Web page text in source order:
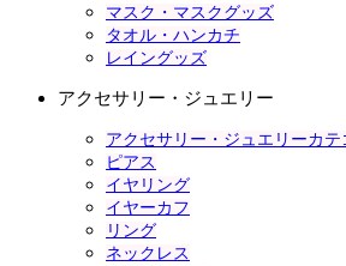
マスク・マスクグッズ
タオル・ハンカチ
レイングッズ
アクセサリー・ジュエリー
アクセサリー・ジュエリーカテ
ピアス
イヤリング
イヤーカフ
リング
ネックレス